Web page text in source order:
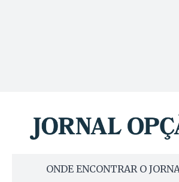
ONDE ENCONTRAR O